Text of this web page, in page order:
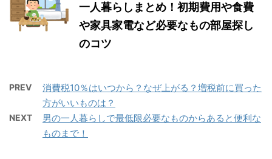
一人暮らしまとめ！初期費用や食費
や家具家電など必要なもの部屋探し
のコツ
PREV
消費税10％はいつから？なぜ上がる？増税前に買った
方がいいものは？
NEXT
男の一人暮らしで最低限必要なものからあると便利な
ものまで！